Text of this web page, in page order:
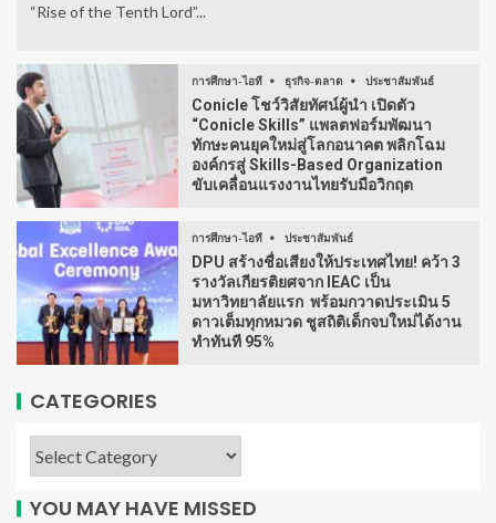
“Rise of the Tenth Lord”...
การศึกษา-ไอที ธุรกิจ-ตลาด ประชาสัมพันธ์
Conicle โชว์วิสัยทัศน์ผู้นำ เปิดตัว
“Conicle Skills” แพลตฟอร์มพัฒนา
ทักษะคนยุคใหม่สู่โลกอนาคต พลิกโฉม
องค์กรสู่ Skills-Based Organization
ขับเคลื่อนแรงงานไทยรับมือวิกฤต
การศึกษา-ไอที ประชาสัมพันธ์
DPU สร้างชื่อเสียงให้ประเทศไทย! คว้า 3
รางวัลเกียรติยศจาก IEAC เป็น
มหาวิทยาลัยแรก พร้อมกวาดประเมิน 5
ดาวเต็มทุกหมวด ชูสถิติเด็กจบใหม่ได้งาน
ทำทันที 95%
CATEGORIES
YOU MAY HAVE MISSED